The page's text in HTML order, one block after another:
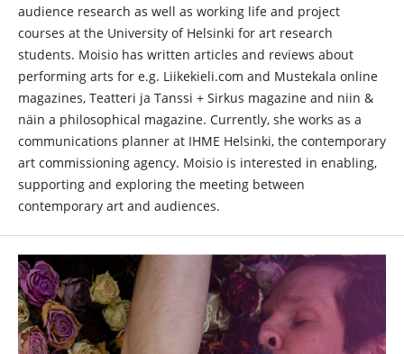
audience research as well as working life and project
courses at the University of Helsinki for art research
students. Moisio has written articles and reviews about
performing arts for e.g. Liikekieli.com and Mustekala online
magazines, Teatteri ja Tanssi + Sirkus magazine and niin &
näin a philosophical magazine. Currently, she works as a
communications planner at IHME Helsinki, the contemporary
art commissioning agency. Moisio is interested in enabling,
supporting and exploring the meeting between
contemporary art and audiences.